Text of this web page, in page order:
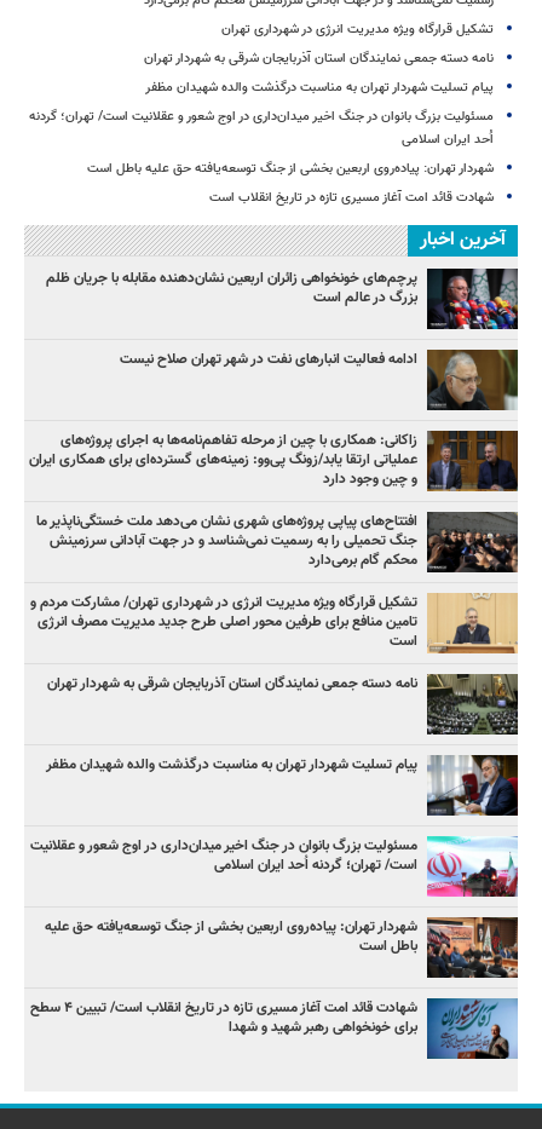
تشکیل قرارگاه ویژه مدیریت انرژی در شهرداری تهران
نامه دسته جمعی نمایندگان استان آذربایجان شرقی به شهردار تهران
پیام تسلیت شهردار تهران به مناسبت درگذشت والده شهیدان مظفر
مسئولیت بزرگ بانوان در جنگ اخیر میدان‌داری‌ در اوج شعور و عقلانیت است/ تهران؛ گردنه
اُحد ایران اسلامی
شهردار تهران: پیاده‌روی اربعین بخشی از جنگ توسعه‌یافته حق علیه باطل است
شهادت قائد امت آغاز مسیری تازه در تاریخ انقلاب است
آخرین اخبار
پرچم‌های خونخواهی زائران اربعین نشان‌دهنده مقابله با جریان ظلم
بزرگ در عالم است
ادامه فعالیت انبارهای نفت در شهر تهران صلاح نیست
زاکانی: همکاری با چین از مرحله تفاهم‌نامه‌ها به اجرای پروژه‌های
عملیاتی ارتقا یابد/زونگ پی‌وو: زمینه‌های گسترده‌ای برای همکاری ایران
و چین وجود دارد
افتتاح‌های پیاپی پروژه‌های شهری نشان می‌دهد ملت خستگی‌ناپذیر ما
جنگ تحمیلی را به رسمیت نمی‌شناسد و در جهت آبادانی سرزمینش
محکم گام برمی‌دارد
تشکیل قرارگاه ویژه مدیریت انرژی در شهرداری تهران/ مشارکت مردم و
تامین منافع برای طرفین محور اصلی طرح جدید مدیریت مصرف انرژی
است
نامه دسته جمعی نمایندگان استان آذربایجان شرقی به شهردار تهران
پیام تسلیت شهردار تهران به مناسبت درگذشت والده شهیدان مظفر
مسئولیت بزرگ بانوان در جنگ اخیر میدان‌داری‌ در اوج شعور و عقلانیت
است/ تهران؛ گردنه اُحد ایران اسلامی
شهردار تهران: پیاده‌روی اربعین بخشی از جنگ توسعه‌یافته حق علیه
باطل است
شهادت قائد امت آغاز مسیری تازه در تاریخ انقلاب است/ تبیین ۴ سطح
برای خونخواهی رهبر شهید و شهدا